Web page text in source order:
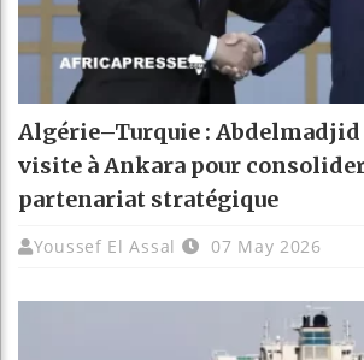
Algérie–Turquie : Abdelmadjid
visite à Ankara pour
partenariat stratégique
Youssef El Assal 07 May 2026